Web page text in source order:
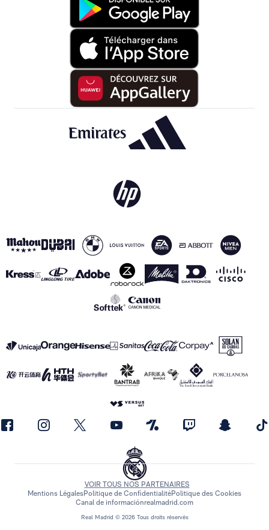
Real Madrid © 2026 Tous droits réservés
VOIR TOUS NOS PARTENAIRES
Mentions LégalesPolitique de ConfidentialitéPolitique des Cookies
Canal de informaciónrealmadrid.com